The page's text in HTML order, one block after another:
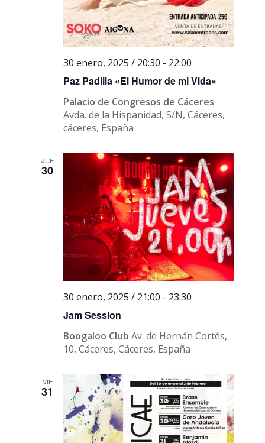
Paz Padilla «El Humor de mi Vida»
30 enero, 2025 / 20:30 - 22:00
Palacio de Congresos de Cáceres
Avda. de la Hispanidad, S/N, Cáceres,
cáceres, España
JUE
30
Jam Session
30 enero, 2025 / 21:00 - 23:30
Boogaloo ClubAv. de Hernán Cortés,
10, Cáceres, Cáceres, España
VIE
31